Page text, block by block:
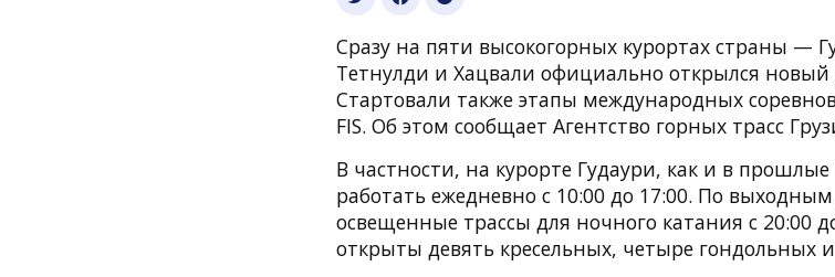
Сразу на пяти высокогорных курортах страны —
Тетнулди и Хацвали официально открылся
Стартовали также этапы международных
FIS. Об этом сообщает Агентство горных трасс
В частности, на курорте Гудаури, как и в
работать ежедневно с 10:00 до 17:00. По
освещенные трассы для ночного катания с 20:00
открыты девять кресельных, четыре гондольных